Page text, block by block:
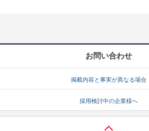
就活ノウハウ・サポート
就活支援
就活ノウハウが満載！ お役立
適職診断
お問い合わせ
掲載内容と事実が異なる場合
採用検討中の企業様へ